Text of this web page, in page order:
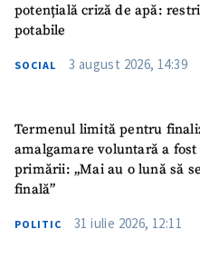
potențială criză de apă:
potabile
SOCIAL 3 august 2026, 14:39
Termenul limită pentru
amalgamare voluntară a
primării: „Mai au o lună să
finală”
POLITIC 31 iulie 2026, 12:11